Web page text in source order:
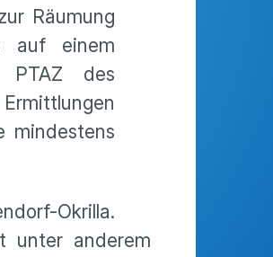
Räumung
auf einem
PTAZ des
mindestens
Okrilla.
unter anderem